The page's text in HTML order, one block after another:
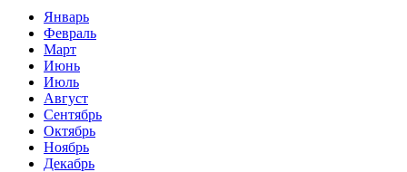
Январь
Февраль
Март
Июнь
Июль
Август
Сентябрь
Октябрь
Ноябрь
Декабрь